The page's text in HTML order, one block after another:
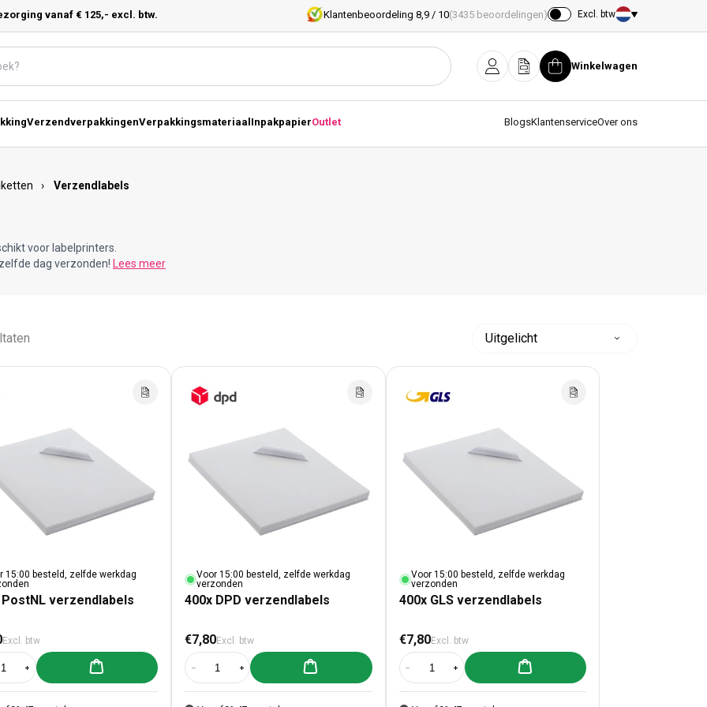
vanaf € 125,- excl. btw. Klantenbeoordeling 8,9 / 10(3435 beoordelingen) Excl. btw
Land/regio
InloggenOfferteWinkelwagen
Winkelwagen
VerzendverpakkingenVerpakkingsmateriaal InpakpapierOutlet BlogsKlantenserviceOver ons
› Verzendlabels
voor labelprinters.
dag verzonden! Lees meer
15:00 besteld, zelfde werkdag
PostNL verzendlabels
prijs
Excl. btw
verlagen voor 400x PostNL verzendlabels
Aantal verhogen voor 400x PostNL verzendlabels
Aan winkelwagen toevoegen
Voor 15:00 besteld, zelfde werkdag
verzonden
400x DPD verzendlabels
Normale prijs
€7,80Excl. btw
Aantal verlagen voor 400x DPD verzendlabels
Aantal verhogen voor 400x DPD verzendlabels
Aan winkelwagen toevoegen
Voor 15:00 besteld, zelfde werkdag
verzonden
400x GLS verzendlabels
Normale prijs
€7,80Excl. btw
Aantal verlagen voor 400x GLS verzendlabels
Aantal verhogen voor 400x GLS verzendlabels
Aan winkelwagen toevoegen